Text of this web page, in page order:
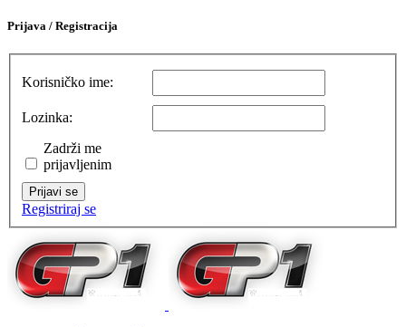
Prijava / Registracija
Korisničko ime:
Lozinka:
Zadrži me
prijavljenim
Prijavi se
Registriraj se